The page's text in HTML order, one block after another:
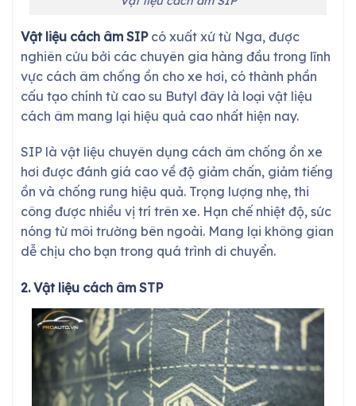
Vật liệu cách âm SIPcó xuất xứ từ Nga, được
nghiên cứu bởi các chuyên gia hàng đầu trong lĩnh
vực cách âm chống ồn cho xe hơi, có thành phần
cấu tạo chính từ cao su Butyl đây là loại vật liệu
cách âm mang lại hiệu quả cao nhất hiện nay.
SIP là vật liệu chuyên dụng cách âm chống ồn xe
hơi được đánh giá cao về độ giảm chấn, giảm tiếng
ồn và chống rung hiệu quả. Trọng lượng nhẹ, thi
công được nhiều vị trí trên xe. Hạn chế nhiệt độ, sức
nóng từ môi trường bên ngoài. Mang lại không gian
dễ chịu cho bạn trong quá trình di chuyển.
2. Vật liệu cách âm STP